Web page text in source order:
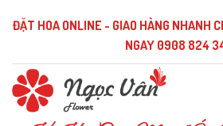
ĐẶT HOA ONLINE - GIAO HÀNG NHANH
NGAY 0908 824